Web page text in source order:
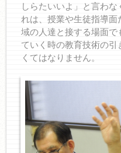
しらたいいよ」と言わ
れは、授業や生徒指導
域の人達と接する場面で
ていく時の教育技術の
くてはなりません。